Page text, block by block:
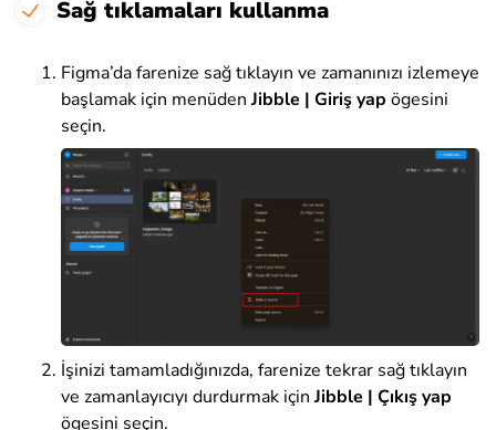
Sağ tıklamaları kullanma
Figma’da farenize sağ tıklayın ve zamanınızı izlemeye
başlamak için menüden Jibble | Giriş yap ögesini
seçin.
İşinizi tamamladığınızda, farenize tekrar sağ tıklayın
ve zamanlayıcıyı durdurmak için Jibble | Çıkış yap
ögesini seçin.